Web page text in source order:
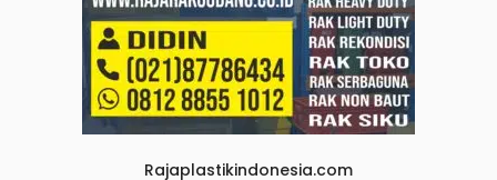
Rajaplastikindonesia.com